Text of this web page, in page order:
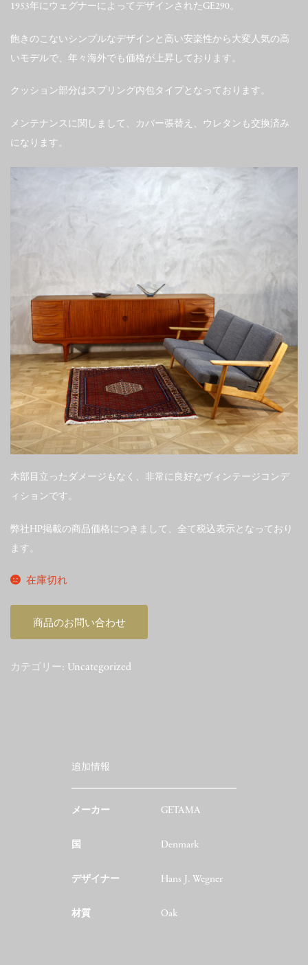
1953年にウェグナーによってデザインされたGE290。
飽きのこないシンプルなデザインと高い安楽性から大変人気の高
いモデルで、年々海外でも価格が上昇しております。
クッション部分はスプリング内包タイプとなっております。
メンテナンスに関しまして、カバー張替え、ウレタンも交換済み
になります。
木部目立ったダメージもなく、非常に良好なヴィンテージコンデ
ィションです。
弊社HP掲載の商品価格につきまして、全て税込表示となっており
ます。
在庫切れ
商品のお問い合わせ
カテゴリー: Uncategorized
追加情報
メーカー GETAMA
国 Denmark
デザイナー Hans J. Wegner
材質 Oak